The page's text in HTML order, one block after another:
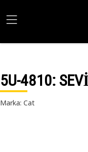
5U-4810:
Marka: Cat